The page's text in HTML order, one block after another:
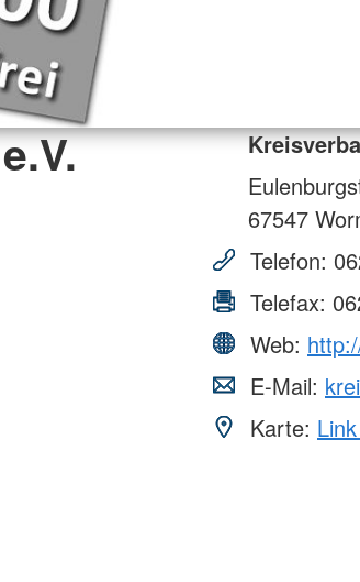
67547
Telefon:
Telefax:
Web:
E-Mail:
Karte: